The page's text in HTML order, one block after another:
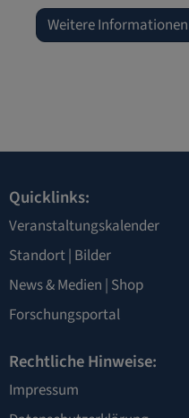
Weitere Informationen
Quicklinks:
Veranstaltungskalender
Standort| Bilder
News & Medien | Shop
Forschungsportal
Rechtliche Hinweise:
Impressum